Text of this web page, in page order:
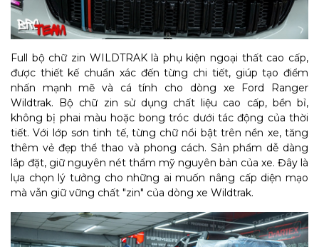
Full bộ chữ zin WILDTRAK là phụ kiện ngoại thất cao cấp,
được thiết kế chuẩn xác đến từng chi tiết, giúp tạo điểm
nhấn mạnh mẽ và cá tính cho dòng xe Ford Ranger
Wildtrak. Bộ chữ zin sử dụng chất liệu cao cấp, bền bỉ,
không bị phai màu hoặc bong tróc dưới tác động của thời
tiết. Với lớp sơn tinh tế, từng chữ nổi bật trên nền xe, tăng
thêm vẻ đẹp thể thao và phong cách. Sản phẩm dễ dàng
lắp đặt, giữ nguyên nét thẩm mỹ nguyên bản của xe. Đây là
lựa chọn lý tưởng cho những ai muốn nâng cấp diện mạo
mà vẫn giữ vững chất "zin" của dòng xe Wildtrak.